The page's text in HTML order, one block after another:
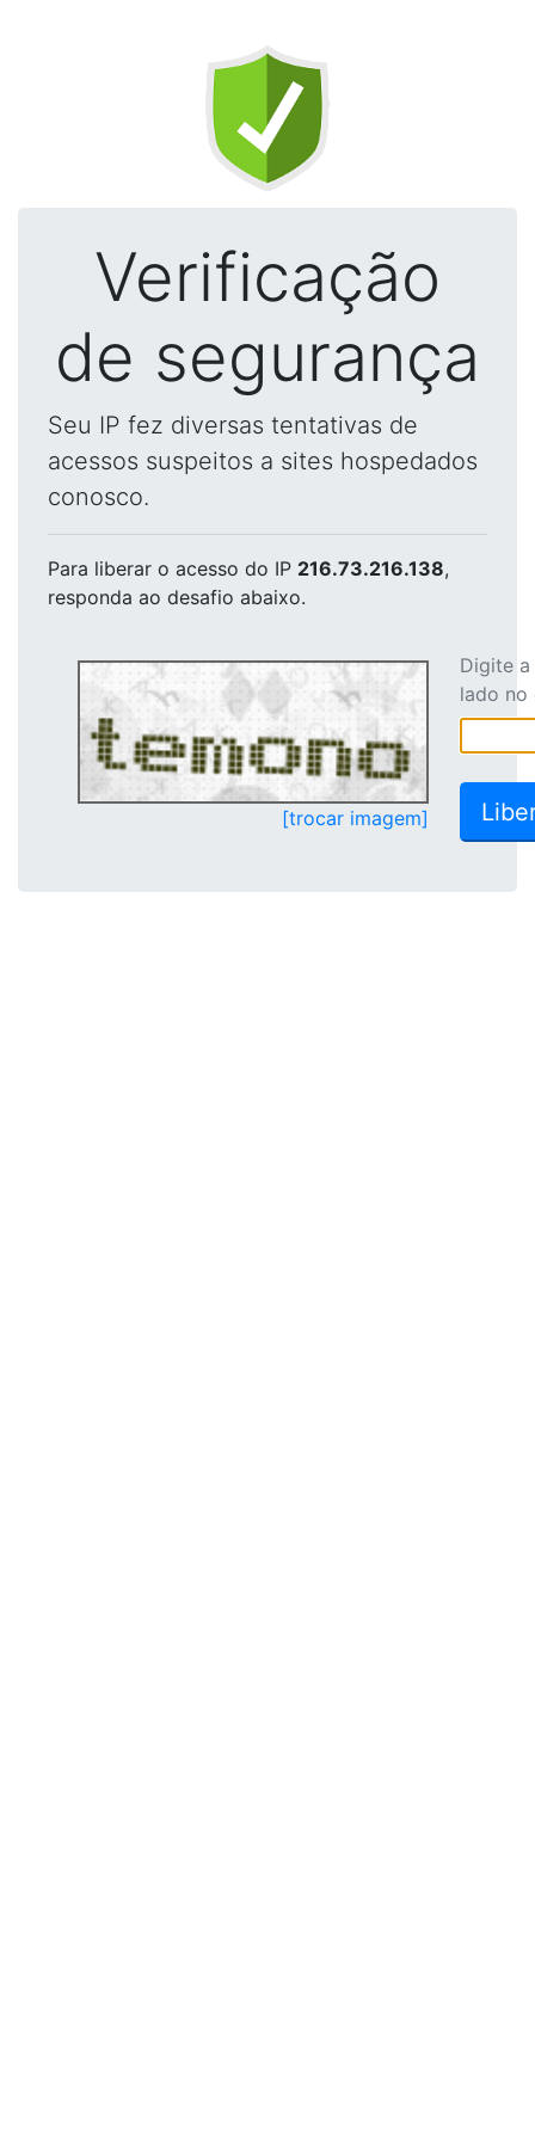
Verificação
de segurança
Seu IP fez diversas tentativas de
acessos suspeitos a sites hospedados
conosco.
Para liberar o acesso do IP 216.73.216.138,
responda ao desafio abaixo.
[trocar imagem]
Digite
lado no